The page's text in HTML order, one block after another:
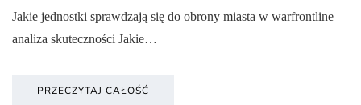
Jakie jednostki sprawdzają się do obrony miasta w warfrontline –
analiza skuteczności Jakie…
PRZECZYTAJ CAŁOŚĆ